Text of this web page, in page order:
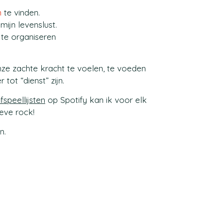
te vinden.
levenslust.
organiseren
zachte kracht te voelen, te voeden
“dienst” zijn.
op Spotify kan ik voor elk
rock!